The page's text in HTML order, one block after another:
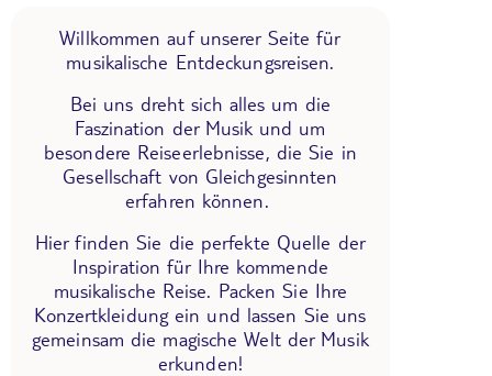
Willkommen auf unserer Seite für
musikalische Entdeckungsreisen.
Bei uns dreht sich alles um die
Faszination der Musik und um
besondere Reiseerlebnisse, die Sie in
Gesellschaft von Gleichgesinnten
erfahren können.
Hier finden Sie die perfekte Quelle der
Inspiration für Ihre kommende
musikalische Reise. Packen Sie Ihre
Konzertkleidung ein und lassen Sie uns
gemeinsam die magische Welt der Musik
erkunden!